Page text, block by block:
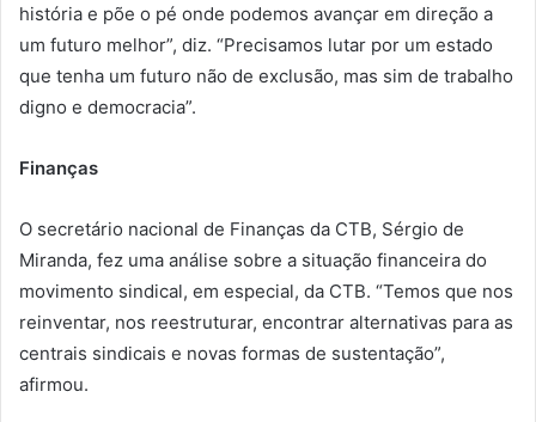
história e põe o pé onde podemos avançar em direção a
um futuro melhor”, diz. “Precisamos lutar por um estado
que tenha um futuro não de exclusão, mas sim de trabalho
digno e democracia”.
Finanças
O secretário nacional de Finanças da CTB, Sérgio de
Miranda, fez uma análise sobre a situação financeira do
movimento sindical, em especial, da CTB. “Temos que nos
reinventar, nos reestruturar, encontrar alternativas para as
centrais sindicais e novas formas de sustentação”,
afirmou.